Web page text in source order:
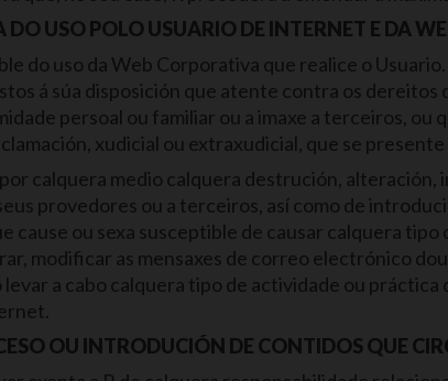
DO USO POLO USUARIO DE INTERNET E DA
do uso da Web Corporativa que realice o
á súa disposición que atente contra os
persoal ou familiar ou a imaxe a terceiros,
xudicial ou extraxudicial, que se
calquera medio calquera destrución,
provedores ou a terceiros, así como de
ou sexa susceptible de causar calquera
modificar as mensaxes de correo electrónico
a cabo calquera tipo de actividade ou
OU INTRODUCIÓN DE CONTIDOS QUE